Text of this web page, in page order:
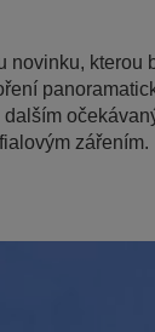
novinku, kterou
zářením.